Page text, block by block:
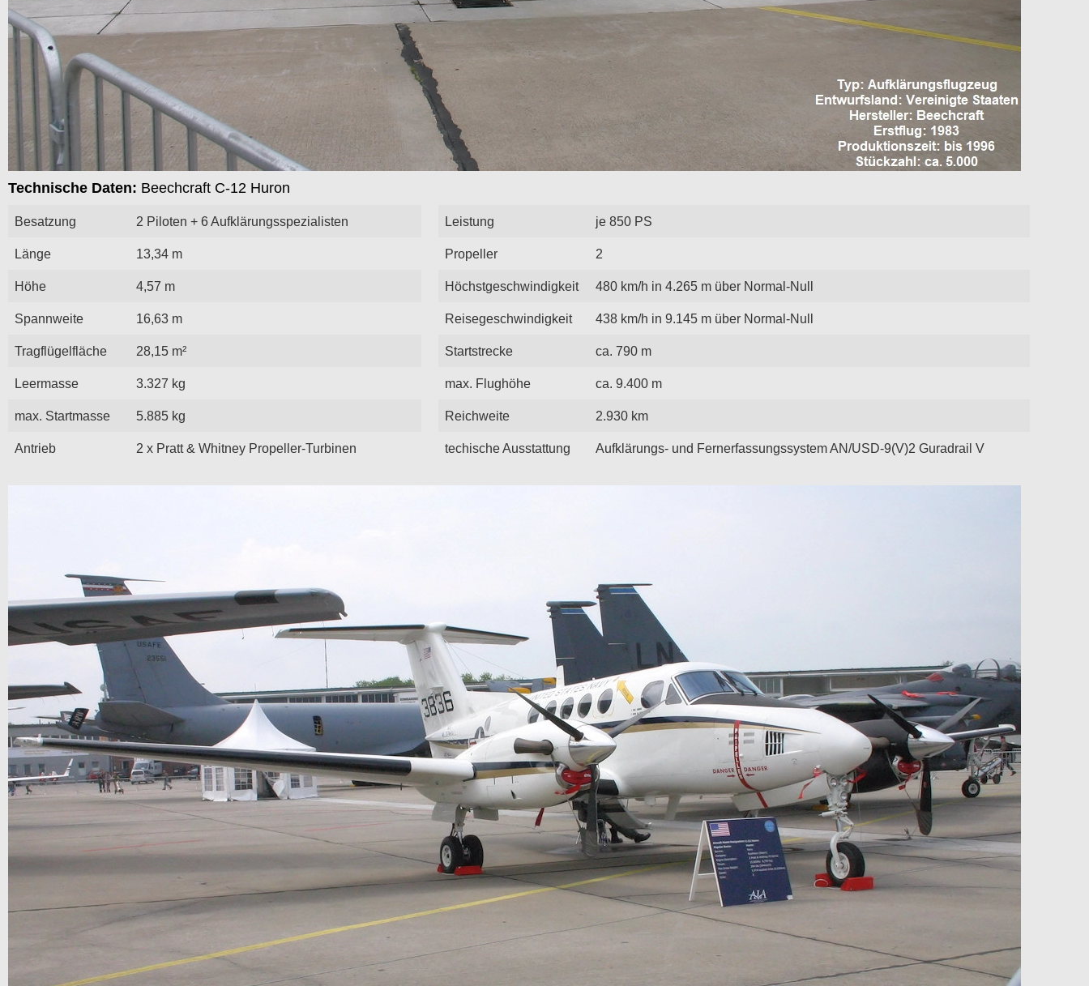
Technische Daten: Beechcraft C-12 Huron
Besatzung 2 Piloten + 6 Aufklärungsspezialisten
Länge 13,34 m
Höhe 4,57 m
Spannweite 16,63 m
Tragflügelfläche 28,15 m²
Leermasse 3.327 kg
max. Startmasse 5.885 kg
Antrieb 2 x Pratt & Whitney Propeller-Turbinen
Leistung je 850 PS
Propeller 2
Höchstgeschwindigkeit 480 km/h in 4.265 m über Normal-Null
Reisegeschwindigkeit 438 km/h in 9.145 m über Normal-Null
Startstrecke ca. 790 m
max. Flughöhe ca. 9.400 m
Reichweite 2.930 km
techische Ausstattung Aufklärungs- und Fernerfassungssystem AN/USD-9(V)2 Guradrail V